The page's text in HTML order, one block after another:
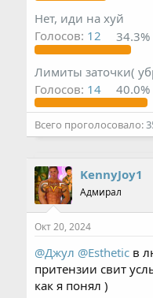
Нет, иди на хуй
Голосов: 12 34.3%
Лимиты заточки(
Голосов: 14 40.0%
Всего проголосовало
KennyJoy1
Адмирал
Окт 20, 2024
@Джул @Estheticв
притензии свит
как я понял )